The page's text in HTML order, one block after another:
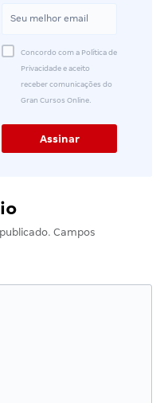
Concordo com a Política de
Privacidade e aceito
receber comunicações do
Gran Cursos Online.
Campos